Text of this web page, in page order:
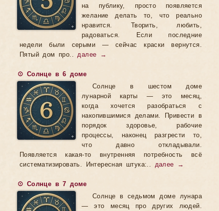
на публику, просто появляется
желание делать то, что реально
нравится. Творить, любить,
радоваться. Если последние
недели были серыми — сейчас краски вернутся.
Пятый дом про..далее →
☉ Солнце в 6 доме
Солнце в шестом доме
лунарной карты — это месяц,
когда хочется разобраться с
накопившимися делами. Привести в
порядок здоровье, рабочие
процессы, наконец разгрести то,
что давно откладывали.
Появляется какая-то внутренняя потребность всё
систематизировать. Интересная штука:.. далее →
☉ Солнце в 7 доме
Солнце в седьмом доме лунара
— это месяц про других людей.